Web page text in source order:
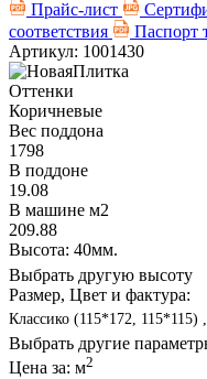
Прайс-лист
соответствия
Паспорт
Артикул: 1001430
Оттенки
Коричневые
Вес поддона
1798
В поддоне
19.08
В машине м2
209.88
Высота: 40мм.
Выбрать другую высоту
Размер, Цвет и фактура:
Классико (115*172, 115*115)
Выбрать другие
Цена за: м2